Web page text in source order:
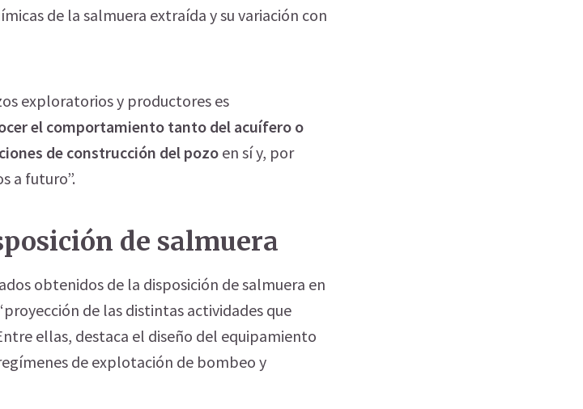
de la salmuera extraída y su variación con
exploratorios y productores es
el comportamiento tanto del acuífero o
de construcción del pozo en sí y, por
a futuro”.
de salmuera
obtenidos de la disposición de salmuera en
de las distintas actividades que
ellas, destaca el diseño del equipamiento
de explotación de bombeo y